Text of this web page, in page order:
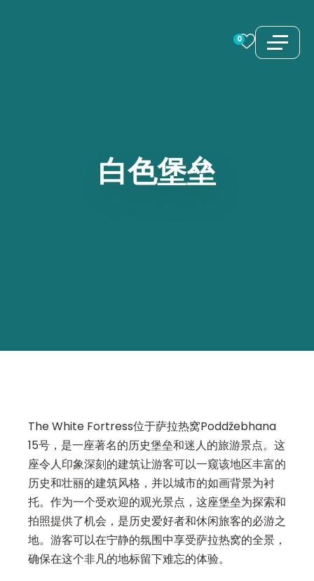
0
白色堡垒
The White Fortress位于萨拉热窝Poddžebhana
15号，是一座著名的历史堡垒和迷人的旅游景点。这
座令人印象深刻的建筑让游客可以一窥该地区丰富的
历史和壮丽的建筑风格，并以城市的如画背景为衬
托。作为一个受欢迎的观光景点，这座堡垒为探索和
拍照提供了机会，是历史爱好者和休闲旅客的必游之
地。游客可以在宁静的氛围中享受萨拉热窝的全景，
确保在这个非凡的地标留下难忘的体验。